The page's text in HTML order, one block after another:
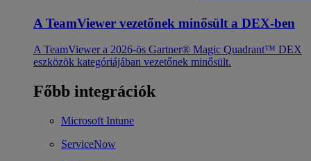
A TeamViewer vezetőnek minősült a DEX-ben
A TeamViewer a 2026-ös Gartner® Magic Quadrant™ DEX
eszközök kategóriájában vezetőnek minősült.
Főbb integrációk
Microsoft Intune
ServiceNow